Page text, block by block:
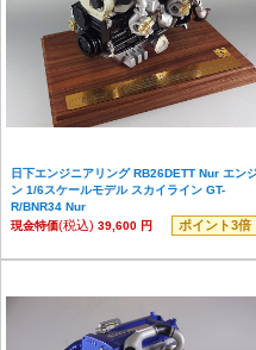
日下エンジニアリング RB26DETT Nur エン
ン 1/6スケールモデル スカイライン GT-
R/BNR34 Nur
現金特価(税込) 39,600 円 ポイント3倍